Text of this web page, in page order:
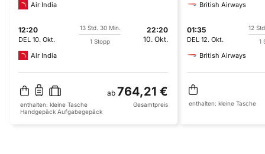
Air India
12:20
DEL 10. Okt.
13 Std. 30 Min.
1 Stopp
22:20
10. Okt.
Air India
ab 764,21 €
enthalten: kleine Tasche
Handgepäck Aufgabegepäck
Gesamtpreis
British Airways
01:35
DEL 12. Okt.
12
1
British Airways
enthalten: kleine Tasche